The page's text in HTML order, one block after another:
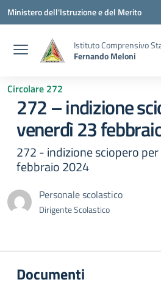
Vai ai contenuti
Vai al menu di navigazione
Vai al footer
Ministero dell'Istruzione e del Merito
Istituto Comprensivo
Fernando Meloni
Circolare 272
272 – indizione
venerdì 23
272 - indizione sciopero
febbraio 2024
Personale scolastico
Dirigente Scolastico
Documenti